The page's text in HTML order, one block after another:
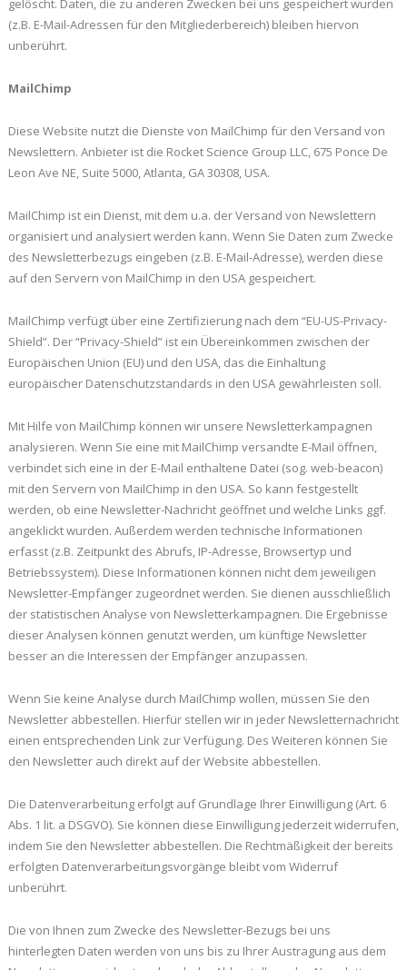
gelöscht. Daten, die zu anderen Zwecken bei uns gespeichert wurden
(z.B. E-Mail-Adressen für den Mitgliederbereich) bleiben hiervon
unberührt.
MailChimp
Diese Website nutzt die Dienste von MailChimp für den Versand von
Newslettern. Anbieter ist die Rocket Science Group LLC, 675 Ponce De
Leon Ave NE, Suite 5000, Atlanta, GA 30308, USA.
MailChimp ist ein Dienst, mit dem u.a. der Versand von Newslettern
organisiert und analysiert werden kann. Wenn Sie Daten zum Zwecke
des Newsletterbezugs eingeben (z.B. E-Mail-Adresse), werden diese
auf den Servern von MailChimp in den USA gespeichert.
MailChimp verfügt über eine Zertifizierung nach dem “EU-US-Privacy-
Shield”. Der “Privacy-Shield” ist ein Übereinkommen zwischen der
Europäischen Union (EU) und den USA, das die Einhaltung
europäischer Datenschutzstandards in den USA gewährleisten soll.
Mit Hilfe von MailChimp können wir unsere Newsletterkampagnen
analysieren. Wenn Sie eine mit MailChimp versandte E-Mail öffnen,
verbindet sich eine in der E-Mail enthaltene Datei (sog. web-beacon)
mit den Servern von MailChimp in den USA. So kann festgestellt
werden, ob eine Newsletter-Nachricht geöffnet und welche Links ggf.
angeklickt wurden. Außerdem werden technische Informationen
erfasst (z.B. Zeitpunkt des Abrufs, IP-Adresse, Browsertyp und
Betriebssystem). Diese Informationen können nicht dem jeweiligen
Newsletter-Empfänger zugeordnet werden. Sie dienen ausschließlich
der statistischen Analyse von Newsletterkampagnen. Die Ergebnisse
dieser Analysen können genutzt werden, um künftige Newsletter
besser an die Interessen der Empfänger anzupassen.
Wenn Sie keine Analyse durch MailChimp wollen, müssen Sie den
Newsletter abbestellen. Hierfür stellen wir in jeder Newsletternachricht
einen entsprechenden Link zur Verfügung. Des Weiteren können Sie
den Newsletter auch direkt auf der Website abbestellen.
Die Datenverarbeitung erfolgt auf Grundlage Ihrer Einwilligung (Art. 6
Abs. 1 lit. a DSGVO). Sie können diese Einwilligung jederzeit widerrufen,
indem Sie den Newsletter abbestellen. Die Rechtmäßigkeit der bereits
erfolgten Datenverarbeitungsvorgänge bleibt vom Widerruf
unberührt.
Die von Ihnen zum Zwecke des Newsletter-Bezugs bei uns
hinterlegten Daten werden von uns bis zu Ihrer Austragung aus dem